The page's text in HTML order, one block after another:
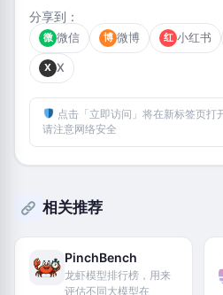
分享到：
微 微信 博 微博 红 小红书
X X
点击「立即访问」将在新标签页打
请注意网络安全
相关推荐
PinchBench
龙虾模型排行榜，用来
评估不同大模型在